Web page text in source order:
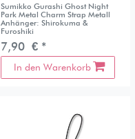
Sumikko Gurashi Ghost Night
Park Metal Charm Strap Metall
Anhänger: Shirokuma &
Furoshiki
7,90 € *
In den Warenkorb